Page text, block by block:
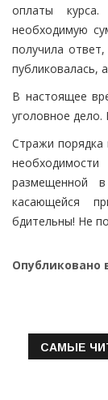
оплаты
необходимую
получила
публиковалась,
В настоящее
уголовное дело.
Стражи
размещенной
касающейся
бдительны! Не
Опубликовано
САМЫЕ